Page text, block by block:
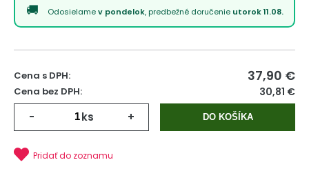
Odosielamev pondelok, predbežné doručenie utorok 11.08.
Cena s DPH: 37,90 €
Cena bez DPH: 30,81 €
- ks + DO KOŠÍKA
Pridať do zoznamu